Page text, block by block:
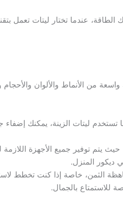
الطاقة، عندما تختار ليتات تعمل
واسعة من الأنماط والألوان
تستخدم ليتات الزينة، يمكنك
يتم توفير جميع الأجهزة اللازمة
ديكور المنزل.
الثمن، خاصة إذا كنت تخطط
للاستمتاع بالجمال.